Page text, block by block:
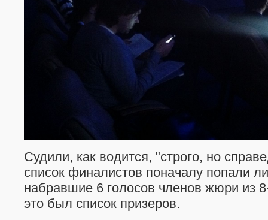
Судили, как водится, "строго, но
список финалистов поначалу попали
набравшие 6 голосов членов жюри из
это был список призеров.